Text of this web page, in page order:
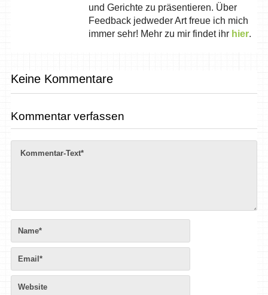
und Gerichte zu präsentieren. Über
Feedback jedweder Art freue ich mich
immer sehr! Mehr zu mir findet ihr hier.
Keine Kommentare
Kommentar verfassen